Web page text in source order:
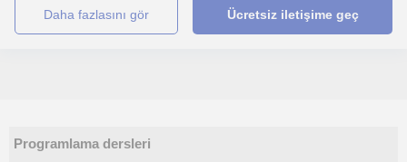
daha fazlasını gör Ücretsiz iletişime geç
Programlama dersleri